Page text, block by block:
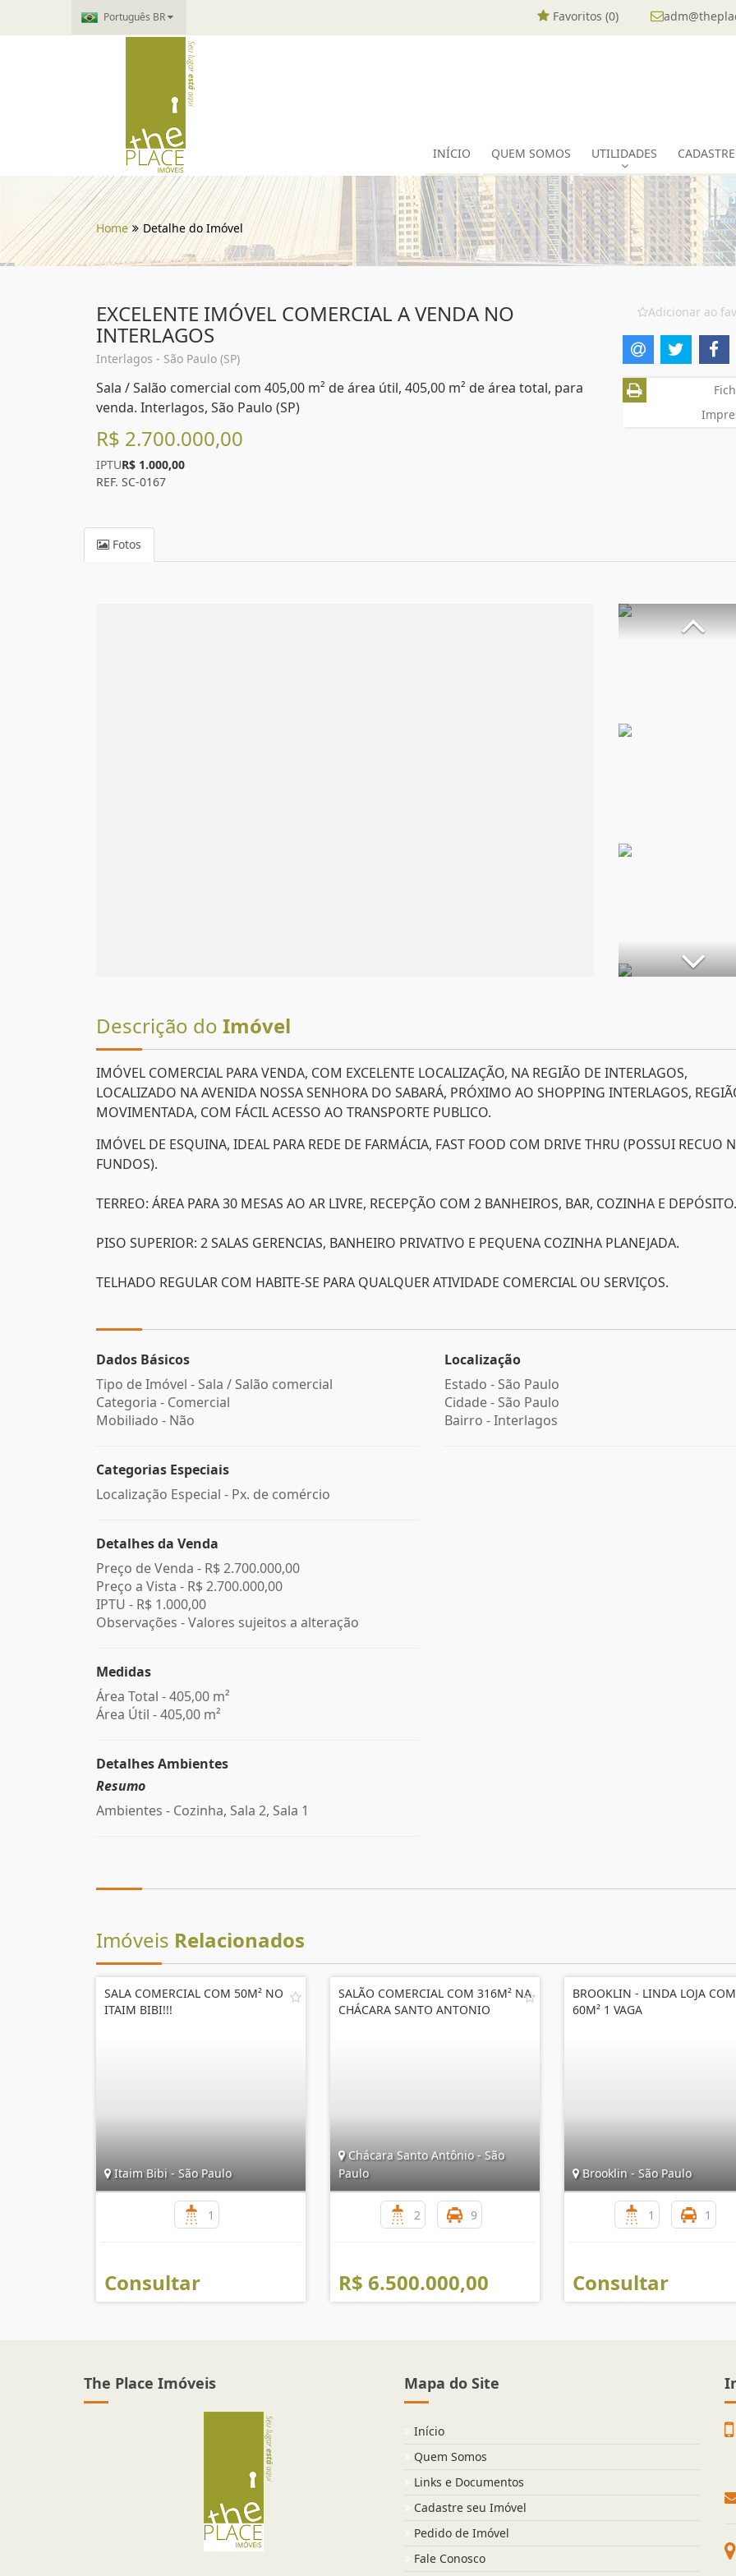
Português BR Favoritos (0)
INÍCIO QUEM SOMOS UTILIDADES
Home Detalhe do Imóvel
EXCELENTE IMÓVEL COMERCIAL A VENDA NO
INTERLAGOS
Interlagos - São Paulo (SP)
Sala / Salão comercial com 405,00 m² de área útil, 405,00 m² de área total, para
venda. Interlagos, São Paulo (SP)
R$ 2.700.000,00
IPTUR$ 1.000,00
REF. SC-0167
Adicionar ao
Fotos
Descrição do Imóvel
IMÓVEL COMERCIAL PARA VENDA, COM EXCELENTE LOCALIZAÇÃO, NA REGIÃO DE INTERLAGOS,
LOCALIZADO NA AVENIDA NOSSA SENHORA DO SABARÁ, PRÓXIMO AO SHOPPING INTERLAGOS,
MOVIMENTADA, COM FÁCIL ACESSO AO TRANSPORTE PUBLICO.
IMÓVEL DE ESQUINA, IDEAL PARA REDE DE FARMÁCIA, FAST FOOD COM DRIVE THRU (POSSUI RECUO
FUNDOS).
TERREO: ÁREA PARA 30 MESAS AO AR LIVRE, RECEPÇÃO COM 2 BANHEIROS, BAR, COZINHA E DEPÓSITO.
PISO SUPERIOR: 2 SALAS GERENCIAS, BANHEIRO PRIVATIVO E PEQUENA COZINHA PLANEJADA.
TELHADO REGULAR COM HABITE-SE PARA QUALQUER ATIVIDADE COMERCIAL OU SERVIÇOS.
Dados Básicos
Tipo de Imóvel - Sala / Salão comercial
Categoria - Comercial
Mobiliado - Não
Categorias Especiais
Localização Especial - Px. de comércio
Detalhes da Venda
Preço de Venda - R$ 2.700.000,00
Preço a Vista - R$ 2.700.000,00
IPTU - R$ 1.000,00
Observações - Valores sujeitos a alteração
Medidas
Área Total - 405,00 m²
Área Útil - 405,00 m²
Detalhes Ambientes
Resumo
Ambientes - Cozinha, Sala 2, Sala 1
Localização
Estado - São Paulo
Cidade - São Paulo
Bairro -Interlagos
Imóveis Relacionados
SALA COMERCIAL COM 50M² NO
ITAIM BIBI!!!
Itaim Bibi - São Paulo
1
Consultar
SALÃO COMERCIAL COM 316M² NA
CHÁCARA SANTO ANTONIO
Chácara Santo Antônio - São
Paulo
2 9
R$ 6.500.000,00
BROOKLIN - LINDA LOJA COM
60M² 1 VAGA
Brooklin - São Paulo
1 1
Consultar
The Place Imóveis Mapa do Site
Início
Quem Somos
Links e Documentos
Cadastre seu Imóvel
Pedido de Imóvel
Fale Conosco